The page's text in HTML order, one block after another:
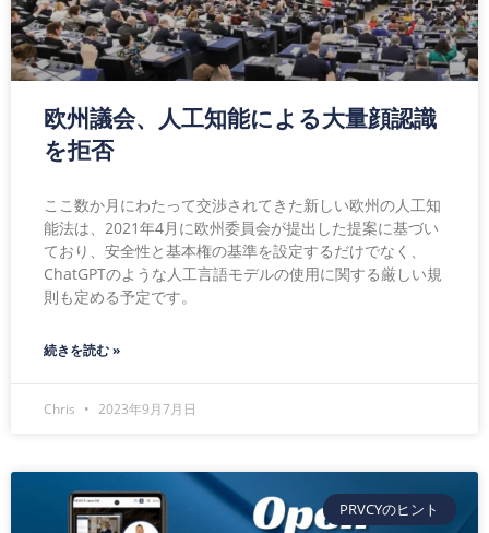
欧州議会、人工知能による大量顔認識
を拒否
ここ数か月にわたって交渉されてきた新しい欧州の人工知
能法は、2021年4月に欧州委員会が提出した提案に基づい
ており、安全性と基本権の基準を設定するだけでなく、
ChatGPTのような人工言語モデルの使用に関する厳しい規
則も定める予定です。
続きを読む »
Chris 2023年9月7月日
PRVCYのヒント